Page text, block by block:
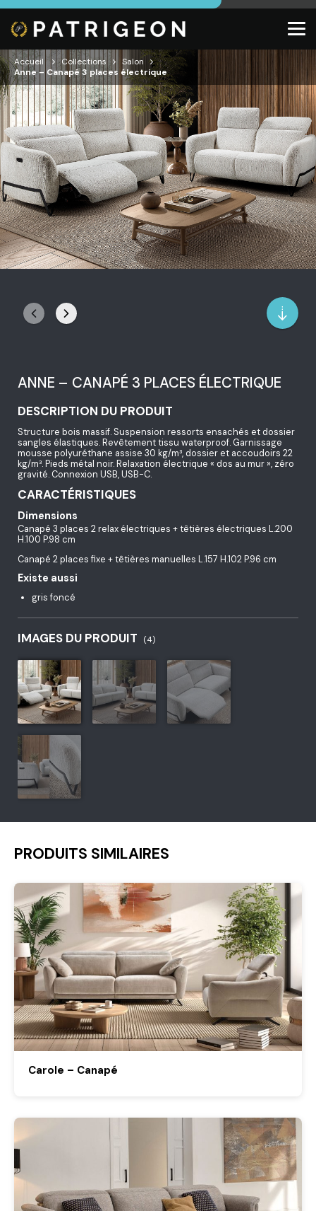
Accueil Collections
Salon
Anne – Canapé 3 places électrique
ANNE – CANAPÉ 3 PLACES ÉLECTRIQUE
DESCRIPTION DU PRODUIT
Structure bois massif. Suspension ressorts ensachés et dossier
sangles élastiques. Revêtement tissu waterproof. Garnissage
mousse polyuréthane assise 30 kg/m³, dossier et accoudoirs 22
kg/m³. Pieds métal noir. Relaxation électrique « dos au mur », zéro
gravité. Connexion USB, USB-C.
CARACTÉRISTIQUES
Dimensions
Canapé 3 places 2 relax électriques + têtières électriques L.200
H.100 P.98 cm
Canapé 2 places fixe + têtières manuelles L.157 H.102 P.96 cm
Existe aussi
gris foncé
IMAGES DU PRODUIT (4)
PRODUITS SIMILAIRES
Carole – Canapé